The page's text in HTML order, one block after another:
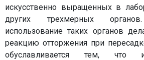
искусственно выращенных в
других трехмерных
использование таких органов
реакцию отторжения при
обуславливается тем, что